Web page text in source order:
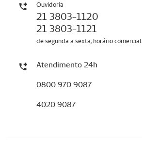
Ouvidoria
21 3803-1120
21 3803-1121
de segunda a sexta, horário comercial
Atendimento 24h
0800 970 9087
4020 9087